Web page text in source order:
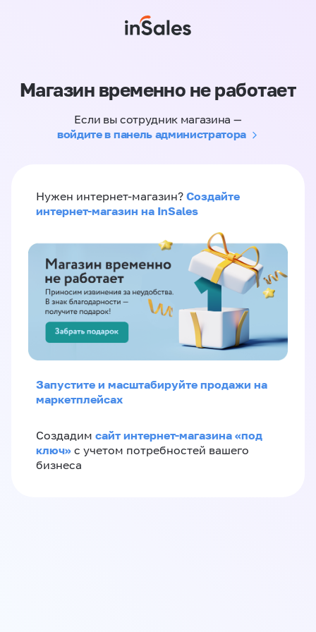
Магазин временно не работает
Если вы сотрудник магазина —
войдите в панель администратора
Нужен интернет-магазин? Создайте
интернет-магазин на InSales
Запустите и масштабируйте продажи на
маркетплейсах
Создадим сайт интернет-магазина «под
ключ» с учетом потребностей вашего
бизнеса